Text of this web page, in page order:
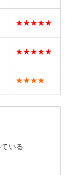
★★★★★
★★★★★
★★★★
いる